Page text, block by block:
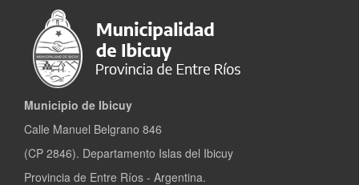
Municipio de Ibicuy
Calle Manuel Belgrano 846
(CP 2846). Departamento Islas del Ibicuy
Provincia de Entre Ríos - Argentina.